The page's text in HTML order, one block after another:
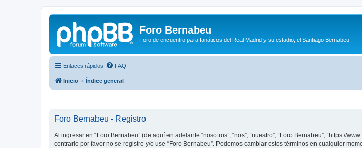
Foro Bernabeu
Foro de encuentro para fanáticos del Real Madrid y su estadio, el Santiago Bernabeu
Enlaces rápidos FAQ
Inicio Índice general
Foro Bernabeu - Registro
Al ingresar en “Foro Bernabeu” (de aquí en adelante “nosotros”, “nos”, “nuestro”, “Foro Bernabeu”, “https://
contrario por favor no se registre y/o use “Foro Bernabeu”. Podemos cambiar estos términos en cualquier